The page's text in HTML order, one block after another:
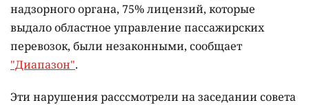
надзорного органа, 75% лицензий, которые
выдало областное управление пассажирских
перевозок, были незаконными, сообщает
"Диапазон".
Эти нарушения расссмотрели на заседании совета